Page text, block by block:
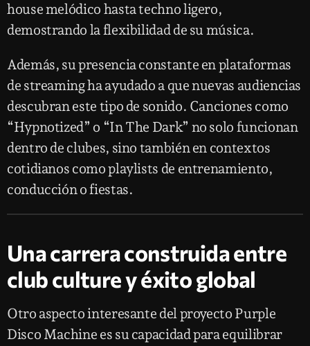
house melódico hasta techno ligero,
demostrando la flexibilidad de su música.
Además, su presencia constante en plataformas
de streaming ha ayudado a que nuevas audiencias
descubran este tipo de sonido. Canciones como
“Hypnotized” o “In The Dark” no solo funcionan
dentro de clubes, sino también en contextos
cotidianos como playlists de entrenamiento,
conducción o fiestas.
Una carrera construida entre
club culture y éxito global
Otro aspecto interesante del proyecto Purple
Disco Machine es su capacidad para equilibrar